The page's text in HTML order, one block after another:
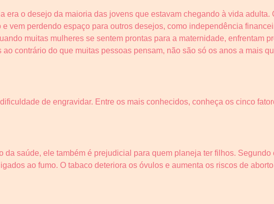
era o desejo da maioria das jovens que estavam chegando à vida adulta.
vem perdendo espaço para outros desejos, como independência
muitas mulheres se sentem prontas para a maternidade, enfrentam
contrário do que muitas pessoas pensam, não são só os anos a mais
de engravidar. Entre os mais conhecidos, conheça os cinco
da saúde, ele também é prejudicial para quem planeja ter filhos. Segundo
ao fumo. O tabaco deteriora os óvulos e aumenta os riscos de